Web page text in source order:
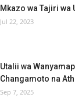
Mkazo wa Tajiri wa
Jul 22, 2023
Utalii wa
Changamoto na
Sep 7, 2025